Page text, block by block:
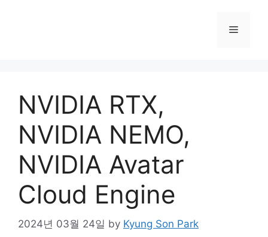
메
NVIDIA RTX,
NVIDIA NEMO,
NVIDIA Avatar
Cloud Engine
2024년 03월 24일 by Kyung Son Park